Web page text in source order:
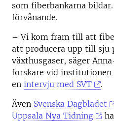
som fiberbankarna
förvånande.
– Vi kom fram till att
att producera upp till sju
växthusgaser, säger
forskare vid
en intervju med SVT
.
Även Svenska Dagbladet
Uppsala Nya Tidning